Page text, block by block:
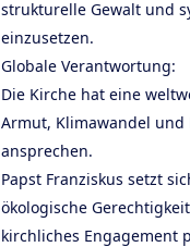
strukturelle Gewalt und
einzusetzen.
Globale Verantwortung:
Die Kirche hat eine
Armut, Klimawandel
ansprechen.
Papst Franziskus setzt
ökologische
kirchliches Engagement